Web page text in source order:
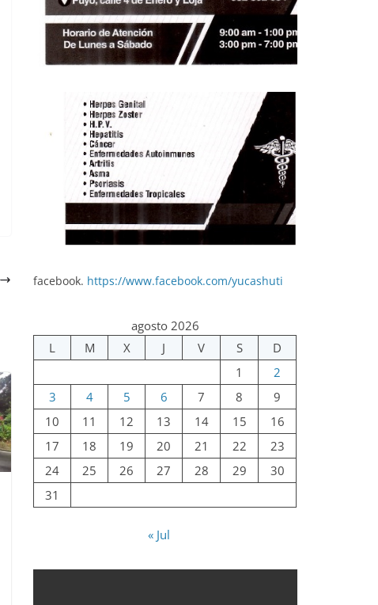
facebook. https://www.facebook.com/yucashuti
agosto 2026
L
M X J V S
D
1
2
3
4 5 6 7 8
9
10
11 12 13 14 15
16
17
18 19 20 21 22
23
24
25 26 27 28 29
30
31
« Jul